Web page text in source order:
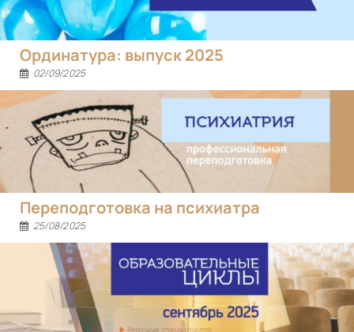
Ординатура: выпуск 2025
02/09/2025
Переподготовка на психиатра
25/08/2025